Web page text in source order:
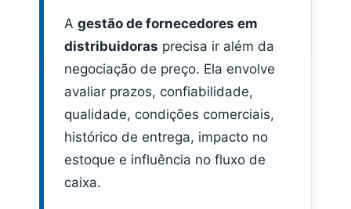
A gestão de fornecedores em
distribuidoras precisa ir além da
negociação de preço. Ela envolve
avaliar prazos, confiabilidade,
qualidade, condições comerciais,
histórico de entrega, impacto no
estoque e influência no fluxo de
caixa.